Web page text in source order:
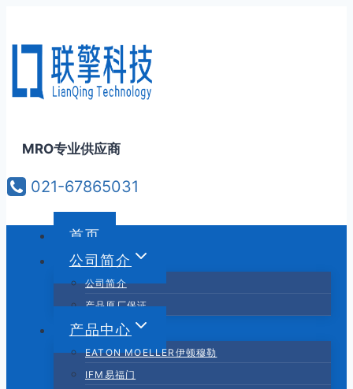
MRO专业供应商
021-67865031
首页
公司简介
公司简介
产品原厂保证
产品中心
EATON MOELLER伊顿穆勒
IFM易福门